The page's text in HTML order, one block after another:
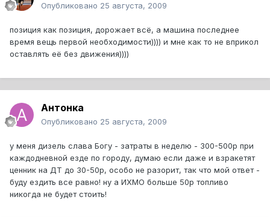
Опубликовано 25 августа, 2009
позиция как позиция, дорожает всё, а машина последнее
время вещь первой необходимости)))) и мне как то не вприкол
оставлять её без движения))))
Антонка
Опубликовано 25 августа, 2009
у меня дизель слава Богу - затраты в неделю - 300-500р при
каждодневной езде по городу, думаю если даже и взракетят
ценник на ДТ до 30-50р, особо не разорит, так что мой ответ -
буду ездить все равно! ну а ИХМО больше 50р топливо
никогда не будет стоить!